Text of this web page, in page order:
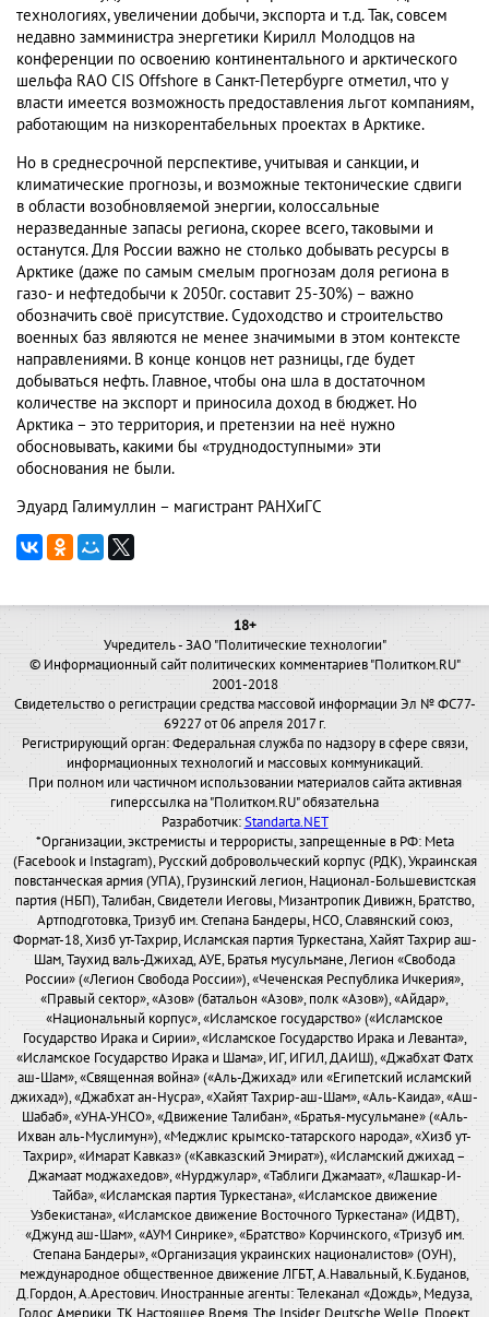
технологиях, увеличении добычи, экспорта и т.д. Так, совсем
недавно замминистра энергетики Кирилл Молодцов на
конференции по освоению континентального и арктического
шельфа RAO CIS Offshore в Санкт-Петербурге отметил, что у
власти имеется возможность предоставления льгот компаниям,
работающим на низкорентабельных проектах в Арктике.
Но в среднесрочной перспективе, учитывая и санкции, и
климатические прогнозы, и возможные тектонические сдвиги
в области возобновляемой энергии, колоссальные
неразведанные запасы региона, скорее всего, таковыми и
останутся. Для России важно не столько добывать ресурсы в
Арктике (даже по самым смелым прогнозам доля региона в
газо- и нефтедобычи к 2050г. составит 25-30%) – важно
обозначить своё присутствие. Судоходство и строительство
военных баз являются не менее значимыми в этом контексте
направлениями. В конце концов нет разницы, где будет
добываться нефть. Главное, чтобы она шла в достаточном
количестве на экспорт и приносила доход в бюджет. Но
Арктика – это территория, и претензии на неё нужно
обосновывать, какими бы «труднодоступными» эти
обоснования не были.
Эдуард Галимуллин – магистрант РАНХиГС
18+
Учредитель - ЗАО "Политические технологии"
© Информационный сайт политических комментариев "Политком.RU"
2001-2018
Свидетельство о регистрации средства массовой информации Эл № ФС77-
69227 от 06 апреля 2017 г.
Регистрирующий орган: Федеральная служба по надзору в сфере связи,
информационных технологий и массовых коммуникаций.
При полном или частичном использовании материалов сайта активная
гиперссылка на "Политком.RU" обязательна
Разработчик:Standarta.NET
*Организации, экстремисты и террористы, запрещенные в РФ: Meta
(Facebook и Instagram), Русский добровольческий корпус (РДК), Украинская
повстанческая армия (УПА), Грузинский легион, Национал-Большевистская
партия (НБП), Талибан, Свидетели Иеговы, Мизантропик Дивижн, Братство,
Артподготовка, Тризуб им. Степана Бандеры, НСО, Славянский союз,
Формат-18, Хизб ут-Тахрир, Исламская партия Туркестана, Хайят Тахрир аш-
Шам, Таухид валь-Джихад, АУЕ, Братья мусульмане, Легион «Свобода
России» («Легион Свобода России»), «Чеченская Республика Ичкерия»,
«Правый сектор», «Азов» (батальон «Азов», полк «Азов»), «Айдар»,
«Национальный корпус», «Исламское государство» («Исламское
Государство Ирака и Сирии», «Исламское Государство Ирака и Леванта»,
«Исламское Государство Ирака и Шама», ИГ, ИГИЛ, ДАИШ), «Джабхат Фатх
аш-Шам», «Священная война» («Аль-Джихад» или «Египетский исламский
джихад»), «Джабхат ан-Нусра», «Хайят Тахрир-аш-Шам», «Аль-Каида», «Аш-
Шабаб», «УНА-УНСО», «Движение Талибан», «Братья-мусульмане» («Аль-
Ихван аль-Муслимун»), «Меджлис крымско-татарского народа», «Хизб ут-
Тахрир», «Имарат Кавказ» («Кавказский Эмират»), «Исламский джихад –
Джамаат моджахедов», «Нурджулар», «Таблиги Джамаат», «Лашкар-И-
Тайба», «Исламская партия Туркестана», «Исламское движение
Узбекистана», «Исламское движение Восточного Туркестана» (ИДВТ),
«Джунд аш-Шам», «АУМ Синрике», «Братство» Корчинского, «Тризуб им.
Степана Бандеры», «Организация украинских националистов» (ОУН),
международное общественное движение ЛГБТ, А.Навальный, К.Буданов,
Д.Гордон, А.Арестович. Иностранные агенты: Телеканал «Дождь», Медуза,